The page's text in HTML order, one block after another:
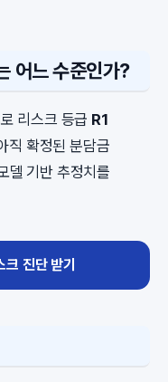
어느 수준인가?
로 리스크 등급 R1
직 확정된 분담금
델 기반 추정치를
진단 받기